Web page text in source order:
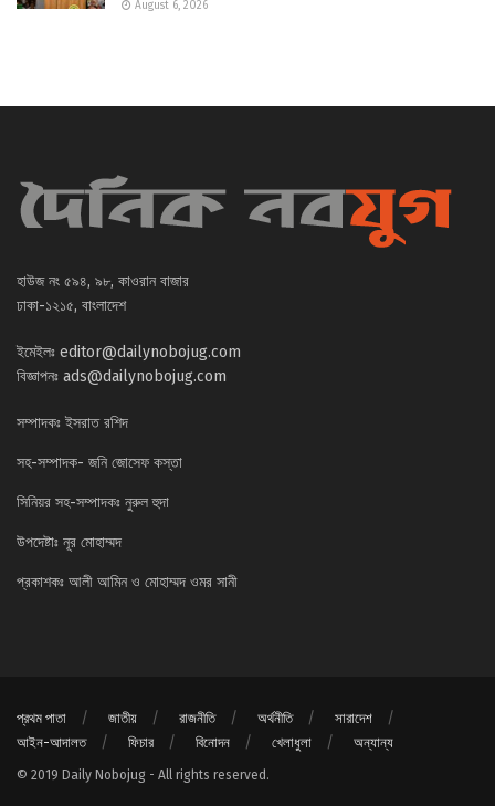
August 6, 2026
হাউজ নং ৫৯৪, ৯৮, কাওরান বাজার
ঢাকা-১২১৫, বাংলাদেশ
ইমেইলঃ editor@dailynobojug.com
বিজ্ঞাপনঃ ads@dailynobojug.com
সম্পাদকঃ ইসরাত রশিদ
সহ-সম্পাদক- জনি জোসেফ কস্তা
সিনিয়র সহ-সম্পাদকঃ নুরুল হুদা
উপদেষ্টাঃ নূর মোহাম্মদ
প্রকাশকঃ আলী আমিন ও মোহাম্মদ ওমর সানী
প্রথম পাতা জাতীয় রাজনীতি অর্থনীতি
সারাদেশ
আইন-আদালত
ফিচার বিনোদন খেলাধুলা অন্যান্য
© 2019 Daily Nobojug - All rights reserved.